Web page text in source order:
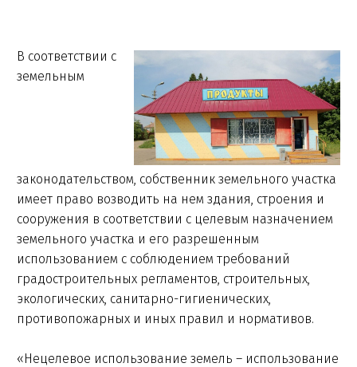
В соответствии с
земельным
законодательством, собственник земельного участка
имеет право возводить на нем здания, строения и
сооружения в соответствии с целевым назначением
земельного участка и его разрешенным
использованием с соблюдением требований
градостроительных регламентов, строительных,
экологических, санитарно-гигиенических,
противопожарных и иных правил и нормативов.
«Нецелевое использование земель – использование